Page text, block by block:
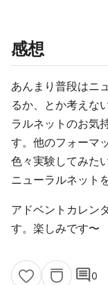
感想
あんまり普段はニ
るか、とか考えな
ラルネットのお気
す。他のフォーマ
色々実験してみた
ニューラルネット
アドベントカレン
す。楽しみです〜
comment0